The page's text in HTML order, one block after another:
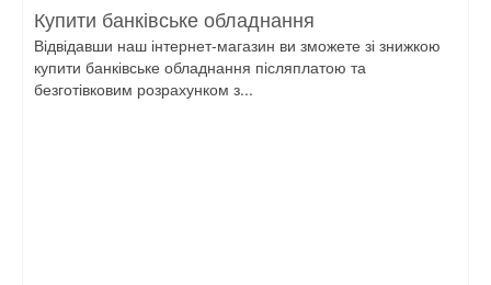
Купити банківське обладнання
Відвідавши наш інтернет-магазин ви зможете зі знижкою
купити банківське обладнання післяплатою та
безготівковим розрахунком з...